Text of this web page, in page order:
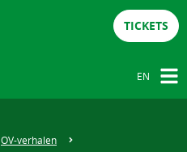
TICKETS
EN
OV-verhalen